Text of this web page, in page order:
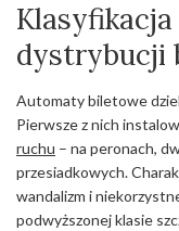
dystrybucji
Automaty biletowe
Pierwsze z nich
ruchu – na peronach,
przesiadkowych.
wandalizm i
podwyższonej klasie